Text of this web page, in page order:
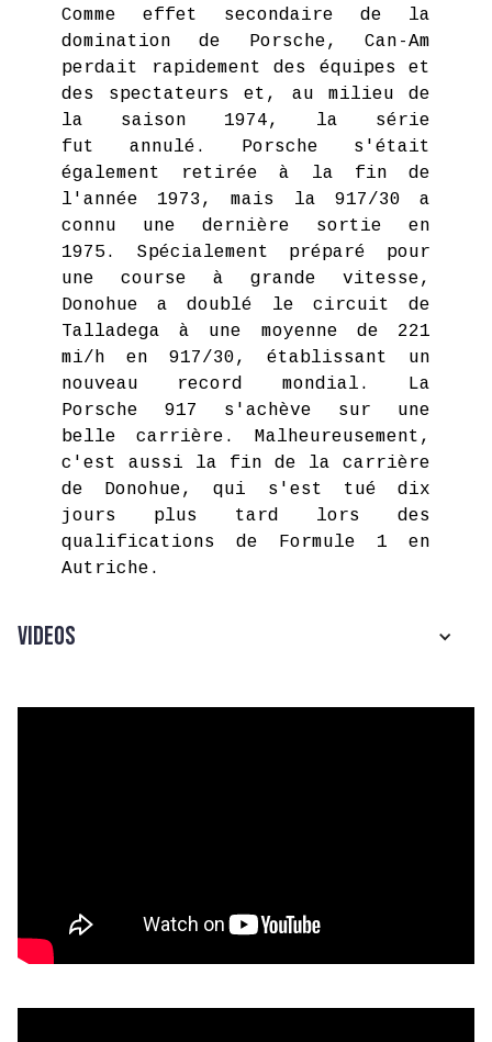
Comme effet secondaire de la
domination de Porsche, Can-Am
perdait rapidement des équipes et
des spectateurs et, au milieu de
la saison 1974, la série
fut annulé. Porsche s'était
également retirée à la fin de
l'année 1973, mais la 917/30 a
connu une dernière sortie en
1975. Spécialement préparé pour
une course à grande vitesse,
Donohue a doublé le circuit de
Talladega à une moyenne de 221
mi/h en 917/30, établissant un
nouveau record mondial. La
Porsche 917 s'achève sur une
belle carrière. Malheureusement,
c'est aussi la fin de la carrière
de Donohue, qui s'est tué dix
jours plus tard lors des
qualifications de Formule 1 en
Autriche.
Videos